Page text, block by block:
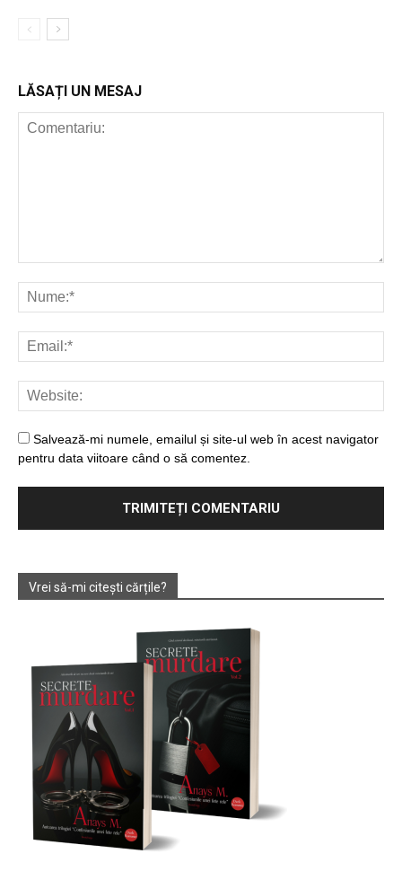
LĂSAȚI UN MESAJ
Salvează-mi numele, emailul și site-ul web în acest navigator
pentru data viitoare când o să comentez.
Vrei să-mi citești cărțile?